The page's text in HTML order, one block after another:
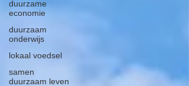
duurzame
economie
duurzaam
onderwijs
lokaal voedsel
samen
duurzaam leven